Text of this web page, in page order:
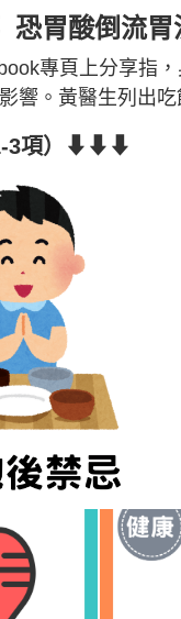
恐胃酸倒流
專頁上分享指
響。黃醫生列出
3項）⬇⬇⬇